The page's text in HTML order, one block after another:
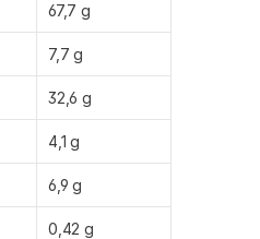
67,7 g
7,7 g
32,6 g
4,1 g
6,9 g
0,42 g